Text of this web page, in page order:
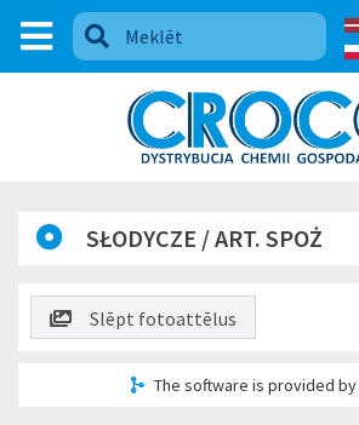
SŁODYCZE / ART. SPOŻ
Slēpt fotoattēlus
The software is provided by